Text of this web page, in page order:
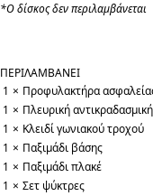
*Ο δίσκος δεν περιλαμβάνεται
ΠΕΡΙΛΑΜΒΑΝΕΙ
1 × Προφυλακτήρα
1 × Πλευρική
1 × Κλειδί γωνιακού τροχού
1 × Παξιμάδι βάσης
1 × Παξιμάδι πλακέ
1 × Σετ ψύκτρες